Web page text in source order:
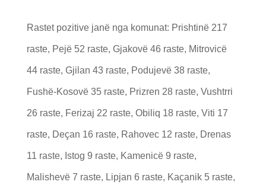
Rastet pozitive janë nga komunat: Prishtinë 217
raste, Pejë 52 raste, Gjakovë 46 raste, Mitrovicë
44 raste, Gjilan 43 raste, Podujevë 38 raste,
Fushë-Kosovë 35 raste, Prizren 28 raste, Vushtrri
26 raste, Ferizaj 22 raste, Obiliq 18 raste, Viti 17
raste, Deçan 16 raste, Rahovec 12 raste, Drenas
11 raste, Istog 9 raste, Kamenicë 9 raste,
Malishevë 7 raste, Lipjan 6 raste, Kaçanik 5 raste,